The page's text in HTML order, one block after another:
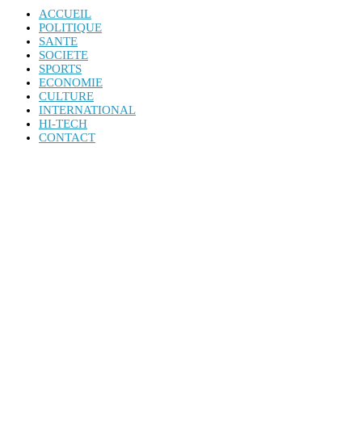
ACCUEIL
POLITIQUE
SANTE
SOCIETE
SPORTS
ECONOMIE
CULTURE
INTERNATIONAL
HI-TECH
CONTACT